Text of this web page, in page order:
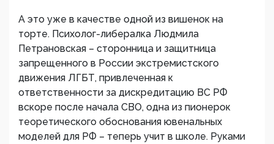
А это уже в качестве одной из вишенок на
торте. Психолог-либералка Людмила
Петрановская – сторонница и защитница
запрещенного в России экстремистского
движения ЛГБТ, привлеченная к
ответственности за дискредитацию ВС РФ
вскоре после начала СВО, одна из пионерок
теоретического обоснования ювенальных
моделей для РФ – теперь учит в школе. Руками